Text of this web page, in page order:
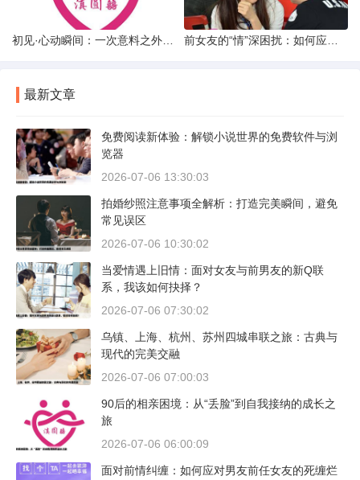
最新文章
免费阅读新体验：解锁小说世界的免费软件与浏
览器
2026-07-06 13:30:03
拍婚纱照注意事项全解析：打造完美瞬间，避免
常见误区
2026-07-06 10:30:02
当爱情遇上旧情：面对女友与前男友的新Q联
系，我该如何抉择？
2026-07-06 07:30:02
乌镇、上海、杭州、苏州四城串联之旅：古典与
现代的完美交融
2026-07-06 07:00:03
90后的相亲困境：从“丢脸”到自我接纳的成长之
旅
2026-07-06 06:00:09
面对前情纠缠：如何应对男友前任女友的死缠烂